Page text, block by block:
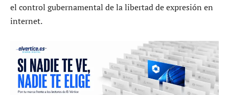
el control gubernamental de la libertad de expresión en
internet.